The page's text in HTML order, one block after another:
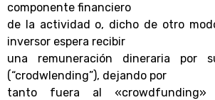
componente financiero
de la actividad o, dicho de otro
inversor espera recibir
una remuneración dineraria por
(“crodwlending”), dejando por
tanto fuera al «crowdfunding»